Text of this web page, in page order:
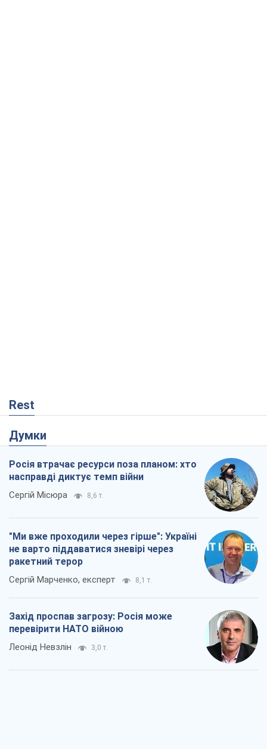
Rest
Думки
Росія втрачає ресурси поза планом: хто
насправді диктує темп війни
Сергій Місюра 8,6 т.
"Ми вже проходили через гірше": Україні
не варто піддаватися зневірі через
ракетний терор
Сергій Марченко, експерт 8,1 т.
Захід проспав загрозу: Росія може
перевірити НАТО війною
Леонід Невзлін 3,0 т.